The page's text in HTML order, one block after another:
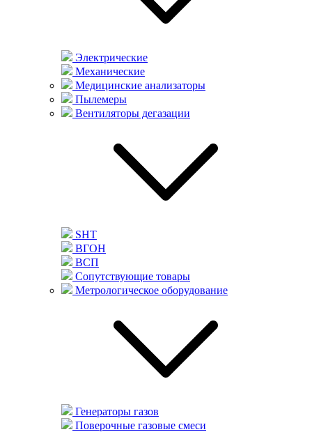
Электрические
Механические
Медицинские анализаторы
Пылемеры
Вентиляторы дегазации
SHT
ВГОН
ВСП
Сопутствующие товары
Метрологическое оборудование
Генераторы газов
Поверочные газовые смеси